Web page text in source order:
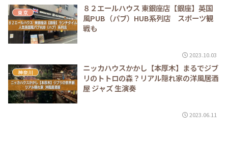
東京
８２エールハウス 東銀座店【銀座】英国
風PUB（パブ）HUB系列店 スポーツ観
戦も
2023.10.03
神奈川
ニッカハウスかかし【本厚木】まるでジブ
リのトトロの森？リアル隠れ家の洋風居酒
屋 ジャズ 生演奏
2023.06.11